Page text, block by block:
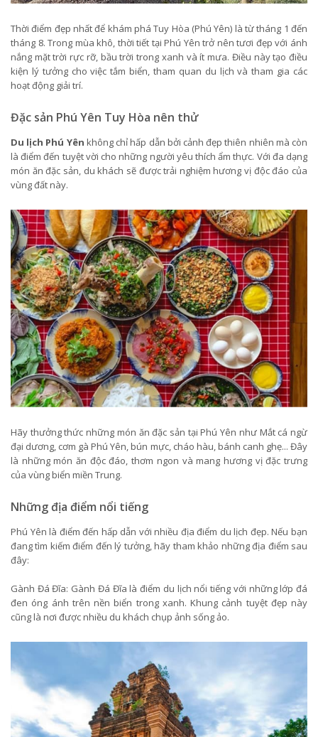
Thời điểm đẹp nhất để khám phá Tuy Hòa (Phú Yên) là từ tháng 1 đến
tháng 8. Trong mùa khô, thời tiết tại Phú Yên trở nên tươi đẹp với ánh
nắng mặt trời rực rỡ, bầu trời trong xanh và ít mưa. Điều này tạo điều
kiện lý tưởng cho việc tắm biển, tham quan du lịch và tham gia các
hoạt động giải trí.
Đặc sản Phú Yên Tuy Hòa nên thử
Du lịch Phú Yên không chỉ hấp dẫn bởi cảnh đẹp thiên nhiên mà còn
là điểm đến tuyệt vời cho những người yêu thích ẩm thực. Với đa dạng
món ăn đặc sản, du khách sẽ được trải nghiệm hương vị độc đáo của
vùng đất này.
Hãy thưởng thức những món ăn đặc sản tại Phú Yên như Mắt cá ngừ
đại dương, cơm gà Phú Yên, bún mực, cháo hàu, bánh canh ghẹ... Đây
là những món ăn độc đáo, thơm ngon và mang hương vị đặc trưng
của vùng biển miền Trung.
Những địa điểm nổi tiếng
Phú Yên là điểm đến hấp dẫn với nhiều địa điểm du lịch đẹp. Nếu bạn
đang tìm kiếm điểm đến lý tưởng, hãy tham khảo những địa điểm sau
đây:
Gành Đá Đĩa: Gành Đá Đĩa là điểm du lịch nổi tiếng với những lớp đá
đen óng ánh trên nền biển trong xanh. Khung cảnh tuyệt đẹp này
cũng là nơi được nhiều du khách chụp ảnh sống ảo.